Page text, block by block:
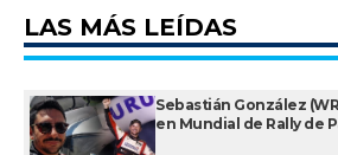
LAS MÁS LEÍDAS
Sebastián González
en Mundial de Rally de